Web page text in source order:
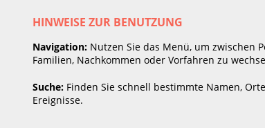
HINWEISE ZUR BENUTZUNG
Navigation: Nutzen Sie das Menü, um zwischen
Familien, Nachkommen oder Vorfahren zu
Suche: Finden Sie schnell bestimmte Namen,
Ereignisse.